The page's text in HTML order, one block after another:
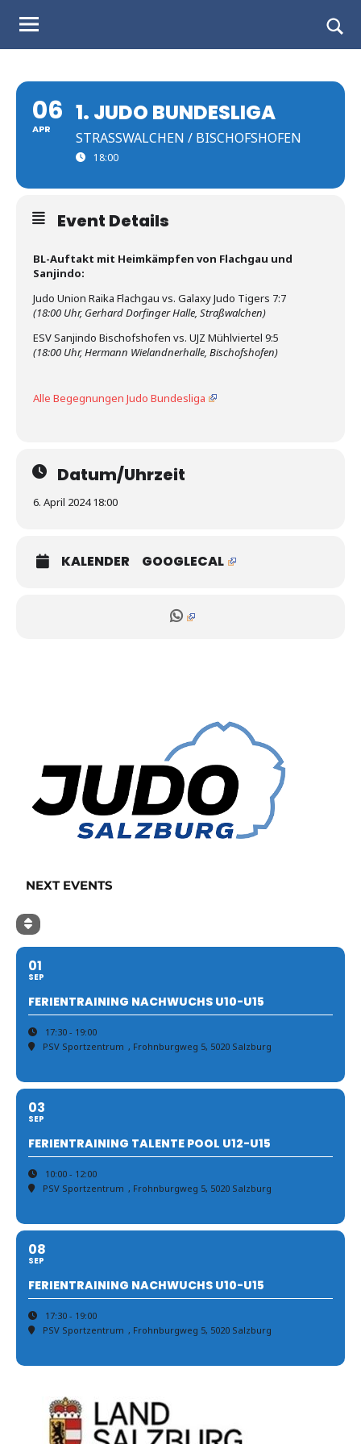
Judo
Landesverband
Salzburg
form
06
APR
1. JUDO BUNDESLIGA
STRASSWALCHEN / BISCHOFSHOFEN
18:00
Event Details
BL-Auftakt mit Heimkämpfen von Flachgau und
Sanjindo:
Judo Union Raika Flachgau vs. Galaxy Judo Tigers 7:7
(18:00 Uhr, Gerhard Dorfinger Halle, Straßwalchen)
ESV Sanjindo Bischofshofen vs. UJZ Mühlviertel 9:5
(18:00 Uhr, Hermann Wielandnerhalle, Bischofshofen)
Alle Begegnungen Judo Bundesliga
Datum/Uhrzeit
6. April 2024 18:00
KALENDER GOOGLECAL
NEXT EVENTS
01
SEP
FERIENTRAINING NACHWUCHS U10-U15
17:30 - 19:00
PSV Sportzentrum , Frohnburgweg 5, 5020 Salzburg
03
SEP
FERIENTRAINING TALENTE POOL U12-U15
10:00 - 12:00
PSV Sportzentrum , Frohnburgweg 5, 5020 Salzburg
08
SEP
FERIENTRAINING NACHWUCHS U10-U15
17:30 - 19:00
PSV Sportzentrum , Frohnburgweg 5, 5020 Salzburg